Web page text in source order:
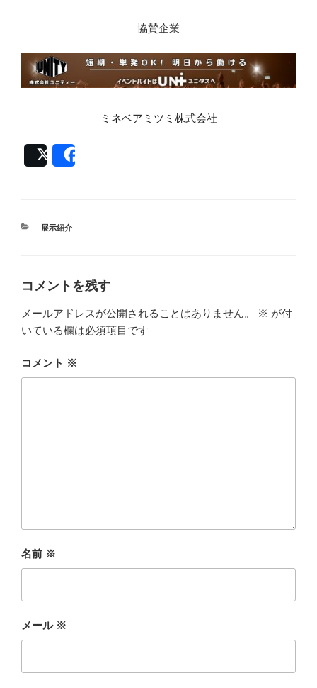
協賛企業
ミネベアミツミ株式会社
Post
カ
展示紹介
コメントを残す
メールアドレスが公開されることはありません。 ※ が付
いている欄は必須項目です
コメント ※
名前 ※
メール ※